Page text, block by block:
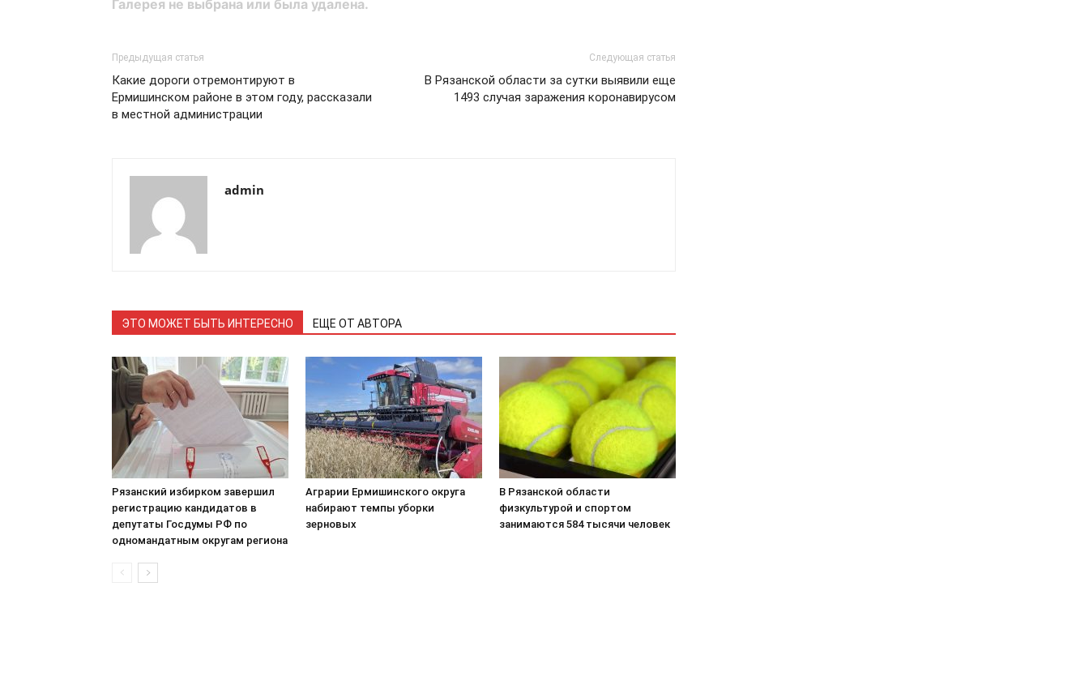
Галерея не выбрана или была удалена.
Предыдущая статья
Какие дороги отремонтируют в
Ермишинском районе в этом году, рассказали
в местной администрации
Следующая статья
В Рязанской области за сутки выявили еще
1493 случая заражения коронавирусом
admin
ЭТО МОЖЕТ БЫТЬ ИНТЕРЕСНО ЕЩЕ ОТ АВТОРА
Рязанский избирком завершил
регистрацию кандидатов в
депутаты Госдумы РФ по
одномандатным округам региона
Аграрии Ермишинского округа
набирают темпы уборки
зерновых
В Рязанской области
физкультурой и спортом
занимаются 584 тысячи человек